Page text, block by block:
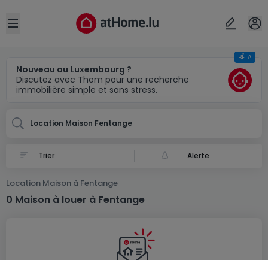
Open sidebar
Nouveau au Luxembourg ?
Discutez avec Thom pour une recherche
immobilière simple et sans stress.
BÊTA
Location Maison Fentange
Alerte
Location Maison à Fentange
0 Maison à louer à Fentange
Localité(s)
Annuler OK